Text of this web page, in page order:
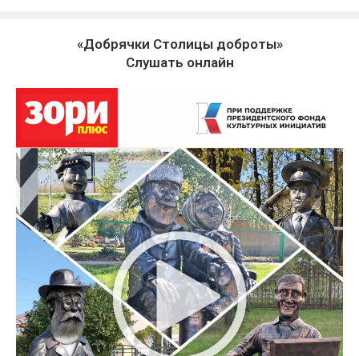
«Добрячки Столицы доброты»
Слушать онлайн